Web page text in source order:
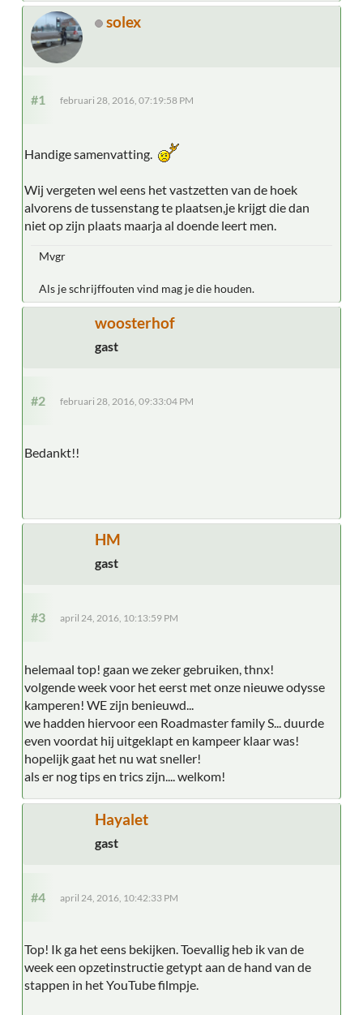
solex
#1 februari 28, 2016, 07:19:58 PM
Handige samenvatting.
Wij vergeten wel eens het vastzetten van de hoek
alvorens de tussenstang te plaatsen,je krijgt die dan
niet op zijn plaats maarja al doende leert men.
Mvgr
Als je schrijffouten vind mag je die houden.
woosterhof
gast
#2 februari 28, 2016, 09:33:04 PM
Bedankt!!
HM
gast
#3 april 24, 2016, 10:13:59 PM
helemaal top! gaan we zeker gebruiken, thnx!
volgende week voor het eerst met onze nieuwe odysse
kamperen! WE zijn benieuwd...
we hadden hiervoor een Roadmaster family S... duurde
even voordat hij uitgeklapt en kampeer klaar was!
hopelijk gaat het nu wat sneller!
als er nog tips en trics zijn.... welkom!
Hayalet
gast
#4 april 24, 2016, 10:42:33 PM
Top! Ik ga het eens bekijken. Toevallig heb ik van de
week een opzetinstructie getypt aan de hand van de
stappen in het YouTube filmpje.